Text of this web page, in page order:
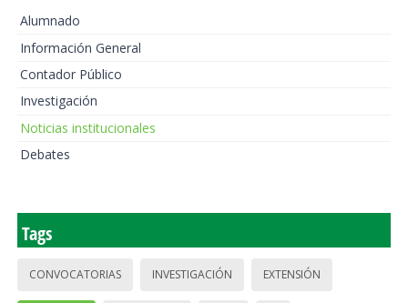
Alumnado
Información General
Contador Público
Investigación
Noticias institucionales
Debates
Tags
CONVOCATORIAS INVESTIGACIÓN EXTENSIÓN